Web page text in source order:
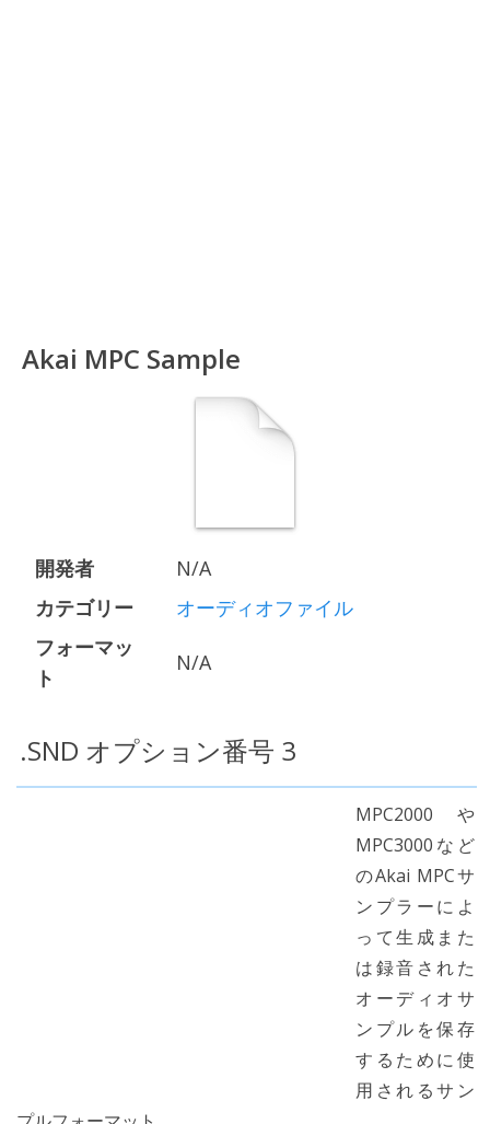
Akai MPC Sample
開発者
N/A
カテゴリー
オーディオファイル
フォーマッ
ト
N/A
.SND オプション番号 3
MPC2000や
MPC3000など
のAkai MPCサ
ンプラーによ
って生成また
は録音された
オーディオサ
ンプルを保存
するために使
用されるサン